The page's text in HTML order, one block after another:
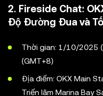
2. Fireside Chat:
Độ Đường Đua và
Thời gian: 1/10/2025
(GMT+8)
Địa điểm: OKX Main
Triển lãm Marina Bay